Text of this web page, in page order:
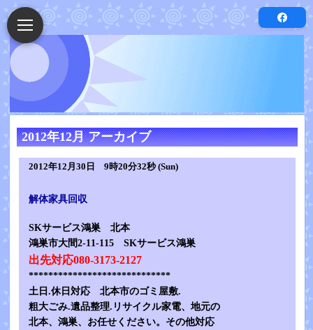
2012年12月 アーカイブ
2012年12月30日 9時20分32秒 (Sun)
解体家具回収
SKサービス鴻巣 北本
鴻巣市大間2-11-115 SKサービス鴻巣
出先対応080-3173-2127
*****************************
土日.休日対応 北本市のゴミ屋敷.
粗大ごみ.遺品整理.リサイクル家電、地元の
北本、鴻巣、お任せください。その他対応